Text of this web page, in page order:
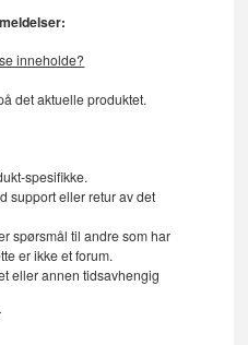
inneholde?
det aktuelle produktet.
spesifikke.
support eller retur av det
spørsmål til andre som har
er ikke et forum.
eller annen tidsavhengig